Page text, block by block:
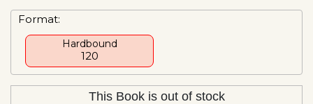
Format:
Hardbound
₹120
This Book is out of stock